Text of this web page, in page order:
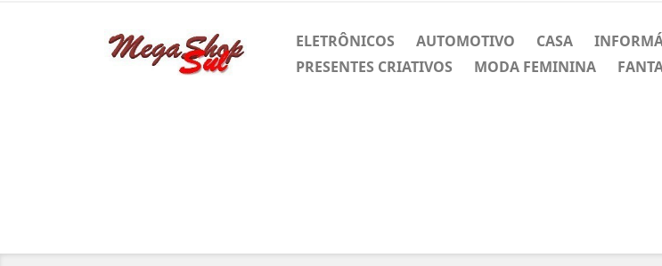
ELETRÔNICOS AUTOMOTIVO CASA
PRESENTES CRIATIVOS
MODA FEMININA